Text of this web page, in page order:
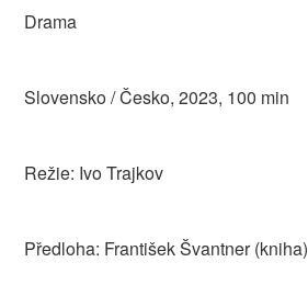
Drama
Slovensko / Česko, 2023, 100 min
Režie: Ivo Trajkov
Předloha: František Švantner (kniha)